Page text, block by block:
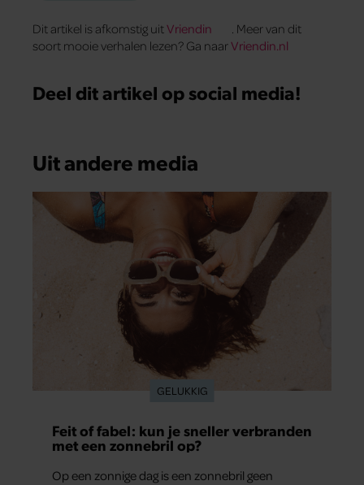
Dit artikel is afkomstig uitVriendin
. Meer van dit
soort mooie verhalen lezen? Ga naarVriendin.nl
Deel dit artikel op social media!
Uit andere media
GELUKKIG
Feit of fabel: kun je sneller verbranden
met een zonnebril op?
Op een zonnige dag is een zonnebril geen